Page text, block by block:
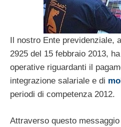
Il nostro Ente previdenziale,
2925 del 15 febbraio 2013,
operative riguardanti il
integrazione salariale e di
periodi di competenza 2012.
Attraverso questo